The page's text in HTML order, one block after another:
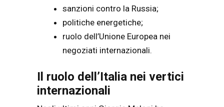
sanzioni contro la Russia;
politiche energetiche;
ruolo dell’Unione Europea nei
negoziati internazionali.
Il ruolo dell’Italia nei vertici
internazionali